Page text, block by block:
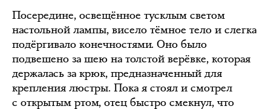
Посередине, освещённое тусклым светом
настольной лампы, висело тёмное тело и слегка
подёргивало конечностями. Оно было
подвешено за шею на толстой верёвке, которая
держалась за крюк, предназначенный для
крепления люстры. Пока я стоял и смотрел
с открытым ртом, отец быстро смекнул, что